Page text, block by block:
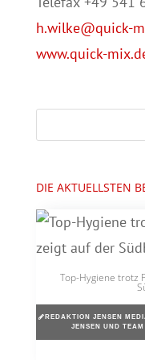
h.wilke@quick-
www.quick-
DIE AKTUELLSTEN
Top-Hygiene trotz
REDAKTION JENSEN
JENSEN UND TEAM